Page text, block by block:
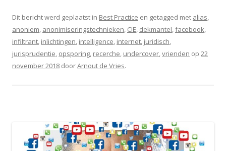
Dit bericht werd geplaatst in Best Practice en getagged met alias,
anoniem, anonimiseringstechnieken, CIE, dekmantel,facebook,
infiltrant, inlichtingen, intelligence, internet, juridisch,
jurisprudentie, opsporing, recerche, undercover,vrienden op 22
november 2018 doorArnout de Vries.